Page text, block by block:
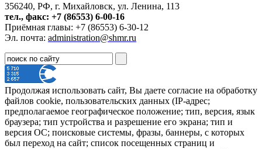
356240, РФ, г. Михайловск, ул. Ленина, 113
тел., факс: +7 (86553) 6-00-16
Приёмная главы: +7 (86553) 6-30-12
Эл. почта: administration@shmr.ru
Продолжая использовать сайт, Вы даете согласие на обработку
файлов cookie, пользовательских данных (IP-адрес;
предполагаемое географическое положение; тип, версия, язык
браузера; тип устройства и разрешение его экрана; тип и
версия ОС; поисковые системы, фразы, баннеры, с которых
был переход на сайт; список посещенных страниц и